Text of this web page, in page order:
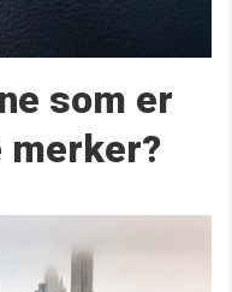
som er
merker?